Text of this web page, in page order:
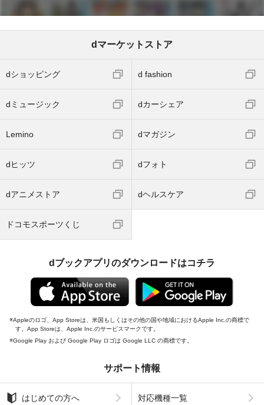
dマーケットストア
dショッピング d fashion
dミュージック dカーシェア
Lemino dマガジン
dヒッツ dフォト
dアニメストア dヘルスケア
ドコモスポーツくじ
dブックアプリのダウンロードはコチラ
Appleのロゴ、App Storeは、米国もしくはその他の国や地域におけるApple Inc.の商標で
す。App Storeは、Apple Inc.のサービスマークです。
Google Play および Google Play ロゴは Google LLC の商標です。
サポート情報
はじめての方へ 対応機種一覧